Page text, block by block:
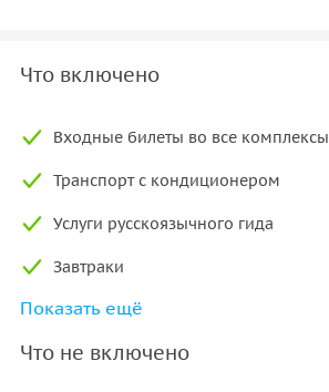
Что включено
Входные билеты во все комплексы
Транспорт с кондиционером
Услуги русскоязычного гида
Завтраки
Отель 3*
Показать ещё
Что не включено